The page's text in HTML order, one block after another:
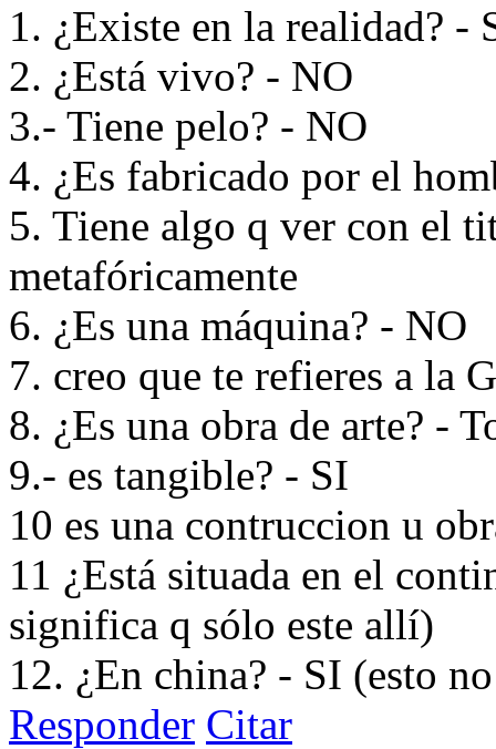
1. ¿Existe en la realidad? -
2. ¿Está vivo? - NO
3.- Tiene pelo? - NO
4. ¿Es fabricado por el
5. Tiene algo q ver con el
metafóricamente
6. ¿Es una máquina? - NO
7. creo que te refieres a la
8. ¿Es una obra de arte? -
9.- es tangible? - SI
10 es una contruccion u
11 ¿Está situada en el
significa q sólo este allí)
12. ¿En china? - SI (esto
Responder Citar